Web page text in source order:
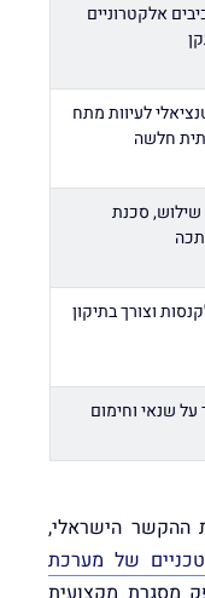
אלקטרוניים
לעיוות מתח
חלשה
שילוש, סכנת
וצורך בתיקון
על שנאי וחימום
ההקשר הישראלי,
של מערכת